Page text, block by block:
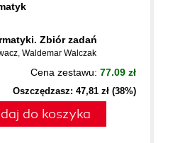
Zbiór zadań
, Waldemar Walczak
Cena zestawu: 77.09 zł
Oszczędzasz: 47,81 zł (38%)
do koszyka